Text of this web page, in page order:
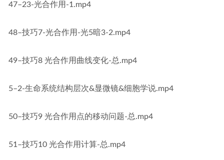
47–23-光合作用-1.mp4
48–技巧7-光合作用-光5暗3-2.mp4
49–技巧8 光合作用曲线变化-总.mp4
5–2-生命系统结构层次&显微镜&细胞学说.mp4
50–技巧9 光合作用点的移动问题-总.mp4
51–技巧10 光合作用计算-总.mp4